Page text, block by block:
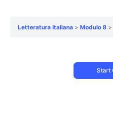
Letteratura Italiana Modulo 8